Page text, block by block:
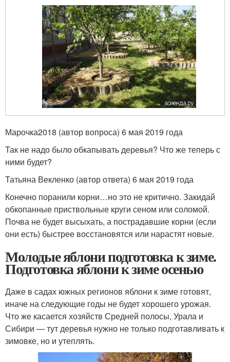
Марочка2018 (автор вопроса) 6 мая 2019 года
Так не надо было обкапывать деревья? Что же теперь с
ними будет?
Татьяна Векленко (автор ответа) 6 мая 2019 года
Конечно поранили корни…но это не критично. Закидай
обкопанные приствольные круги сеном или соломой.
Почва не будет высыхать, а пострадавшие корни (если
они есть) быстрее восстановятся или нарастят новые.
Молодые яблони подготовка к зиме.
Подготовка яблони к зиме осенью
Даже в садах южных регионов яблони к зиме готовят,
иначе на следующие годы не будет хорошего урожая.
Что же касается хозяйств Средней полосы, Урала и
Сибири — тут деревья нужно не только подготавливать к
зимовке, но и утеплять.